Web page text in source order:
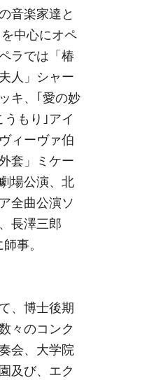
音楽家達と
中心にオペ
ラでは「椿
人」シャー
キ、｢愛の妙
もり｣アイ
ィーヴァ伯
套」ミケー
場公演、北
全曲公演ソ
長澤三郎
事。
、博士後期
々のコンク
会、大学院
及び、エク